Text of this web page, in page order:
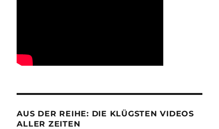
AUS DER REIHE: DIE KLÜGSTEN VIDEOS
ALLER ZEITEN